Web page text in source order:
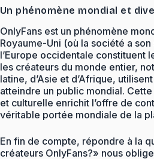
Un phénomène mondial et
OnlyFans est un phénomène
Royaume-Uni (où la société a
l’Europe occidentale constituent
les créateurs du monde entier,
latine, d’Asie et d’Afrique,
atteindre un public mondial.
et culturelle enrichit l’offre de
véritable portée mondiale de la
En fin de compte, répondre à la
créateurs OnlyFans?» nous